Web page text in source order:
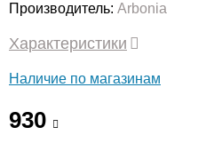
Производитель: Arbonia
Характеристики
Наличие по магазинам
930